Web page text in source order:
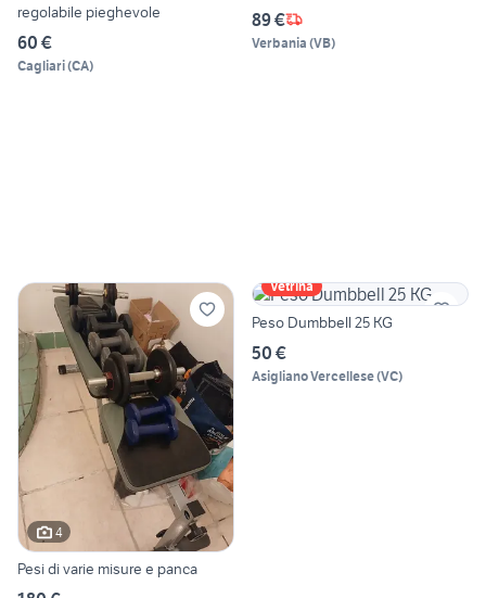
regolabile pieghevole
60 €
Cagliari(CA)
89 €
Verbania (VB)
4
Pesi di varie misure e panca
Vetrina
Peso Dumbbell 25 KG
50 €
Asigliano Vercellese(VC)